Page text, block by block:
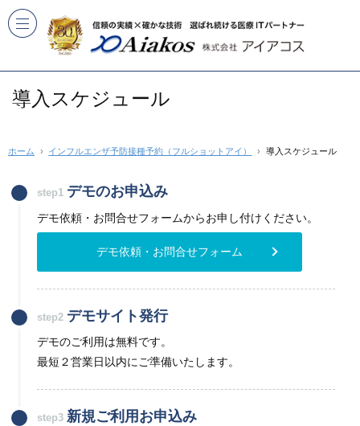
導入スケジュール
ホーム インフルエンザ予防接種予約（フルショットアイ） 導入スケジュール
step1 デモのお申込み
デモ依頼・お問合せフォームからお申し付けください。
デモ依頼・お問合せフォーム
step2 デモサイト発行
デモのご利用は無料です。
最短２営業日以内にご準備いたします。
step3新規ご利用お申込み